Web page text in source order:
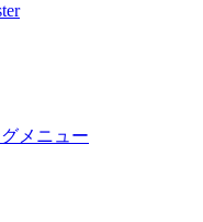
メニュー